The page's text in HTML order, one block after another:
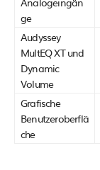
ge
Audyssey
MultEQ XT und
Dynamic
Volume
Grafische
Benutzeroberflä
che